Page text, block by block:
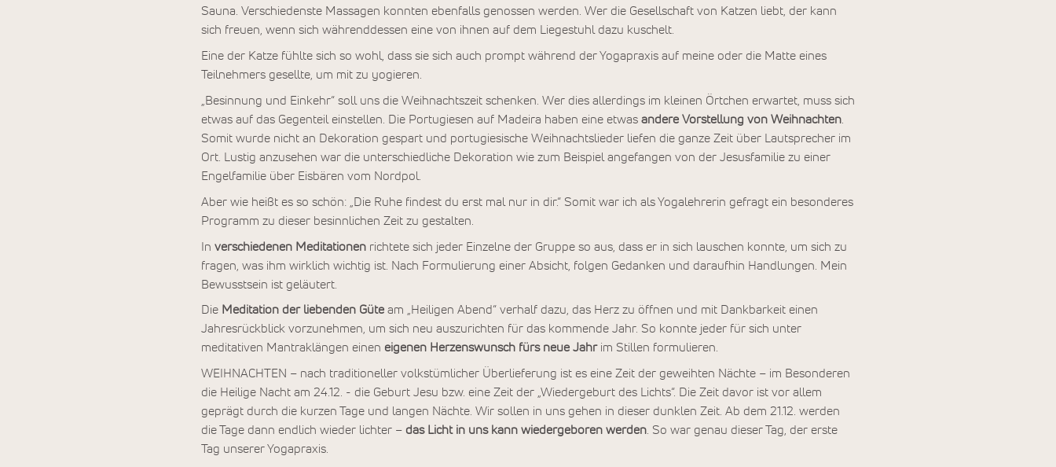
Sauna. Verschiedenste Massagen konnten ebenfalls genossen werden. Wer die Gesellschaft von Katzen liebt, der kann
sich freuen, wenn sich währenddessen eine von ihnen auf dem Liegestuhl dazu kuschelt.
Eine der Katze fühlte sich so wohl, dass sie sich auch prompt während der Yogapraxis auf meine oder die Matte eines
Teilnehmers gesellte, um mit zu yogieren.
„Besinnung und Einkehr“ soll uns die Weihnachtszeit schenken. Wer dies allerdings im kleinen Örtchen erwartet, muss sich
etwas auf das Gegenteil einstellen. Die Portugiesen auf Madeira haben eine etwas andere Vorstellung von Weihnachten
Somit wurde nicht an Dekoration gespart und portugiesische Weihnachtslieder liefen die ganze Zeit über Lautsprecher im
Ort. Lustig anzusehen war die unterschiedliche Dekoration wie zum Beispiel angefangen von der Jesusfamilie zu einer
Engelfamilie über Eisbären vom Nordpol.
Aber wie heißt es so schön: „Die Ruhe findest du erst mal nur in dir.“ Somit war ich als Yogalehrerin gefragt ein besonderes
Programm zu dieser besinnlichen Zeit zu gestalten.
In verschiedenen Meditationen richtete sich jeder Einzelne der Gruppe so aus, dass er in sich lauschen konnte, um sich zu
fragen, was ihm wirklich wichtig ist. Nach Formulierung einer Absicht, folgen Gedanken und daraufhin Handlungen. Mein
Bewusstsein ist geläutert.
Die Meditation der liebenden Güte am „Heiligen Abend“ verhalf dazu, das Herz zu öffnen und mit Dankbarkeit einen
Jahresrückblick vorzunehmen, um sich neu auszurichten für das kommende Jahr. So konnte jeder für sich unter
meditativen Mantraklängen einen eigenen Herzenswunsch fürs neue Jahrim Stillen formulieren.
WEIHNACHTEN – nach traditioneller volkstümlicher Überlieferung ist es eine Zeit der geweihten Nächte – im Besonderen
die Heilige Nacht am 24.12. - die Geburt Jesu bzw. eine Zeit der „Wiedergeburt des Lichts“. Die Zeit davor ist vor allem
geprägt durch die kurzen Tage und langen Nächte. Wir sollen in uns gehen in dieser dunklen Zeit. Ab dem 21.12. werden
die Tage dann endlich wieder lichter – das Licht in uns kann wiedergeboren werden . So war genau dieser Tag, der erste
Tag unserer Yogapraxis.